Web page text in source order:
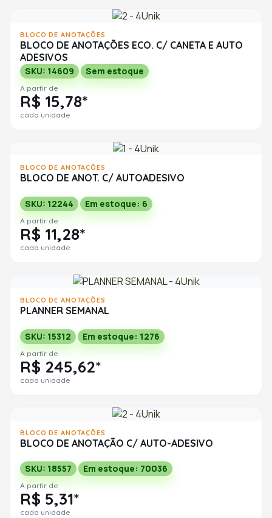
BLOCO DE ANOTAÇÕES
BLOCO DE ANOTAÇÕES ECO. C/ CANETA E AUTO
ADESIVOS
SKU: 14609 Sem estoque
A partir de
R$ 15,78*
cada unidade
BLOCO DE ANOTAÇÕES
BLOCO DE ANOT. C/ AUTOADESIVO
SKU: 12244 Em estoque: 6
A partir de
R$ 11,28*
cada unidade
BLOCO DE ANOTAÇÕES
PLANNER SEMANAL
SKU: 15312 Em estoque: 1276
A partir de
R$ 245,62*
cada unidade
BLOCO DE ANOTAÇÕES
BLOCO DE ANOTAÇÃO C/ AUTO-ADESIVO
SKU: 18557 Em estoque: 70036
A partir de
R$ 5,31*
cada unidade